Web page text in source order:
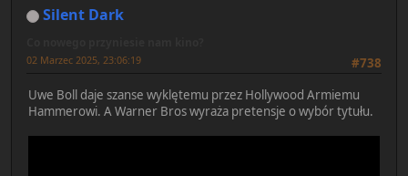
Silent Dark
#738
02 Marzec 2025, 23:06:19
Uwe Boll daje szanse wyklętemu przez Hollywood Armiemu
Hammerowi. A Warner Bros wyraża pretensje o wybór tytułu.